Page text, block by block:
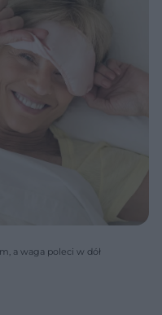
a waga poleci w dół